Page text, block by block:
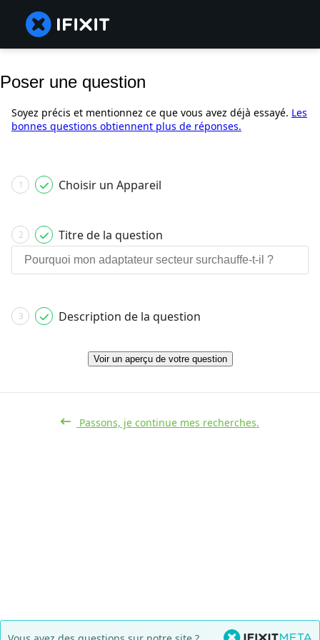
Poser une question
Soyez précis et mentionnez ce que vous avez déjà essayé. Les
bonnes questions obtiennent plus de réponses.
1 Choisir un Appareil
2 Titre de la question
3 Description de la question
Voir un aperçu de votre question
Passons, je continue mes recherches.